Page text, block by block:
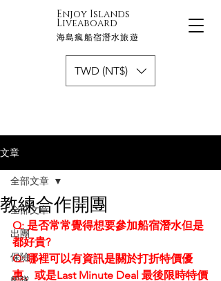
Enjoy Islands
Liveaboard
海島瘋船宿潛水旅遊
TWD (NT$)
文章
全部文章
出團
保險
全部文章
教練合作開團
Q: 是否常常覺得想要參加船宿潛水但是
都好貴?
Q: 哪裡可以有資訊是關於打折特價優
惠、或是Last Minute Deal 最後限時特價